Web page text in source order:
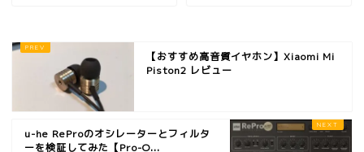
【おすすめ高音質イヤホン】Xiaomi Mi
Piston2 レビュー
u-he ReProのオシレーターとフィルタ
ーを検証してみた【Pro-O...